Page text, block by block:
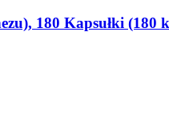
180 Kapsułki (180